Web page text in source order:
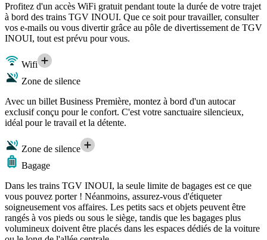
Profitez d'un accès WiFi gratuit pendant toute la durée de votre trajet
à bord des trains TGV INOUI. Que ce soit pour travailler, consulter
vos e-mails ou vous divertir grâce au pôle de divertissement de TGV
INOUI, tout est prévu pour vous.
Wifi
Zone de silence
Avec un billet Business Première, montez à bord d'un autocar
exclusif conçu pour le confort. C'est votre sanctuaire silencieux,
idéal pour le travail et la détente.
Zone de silence
Bagage
Dans les trains TGV INOUI, la seule limite de bagages est ce que
vous pouvez porter ! Néanmoins, assurez-vous d'étiqueter
soigneusement vos affaires. Les petits sacs et objets peuvent être
rangés à vos pieds ou sous le siège, tandis que les bagages plus
volumineux doivent être placés dans les espaces dédiés de la voiture